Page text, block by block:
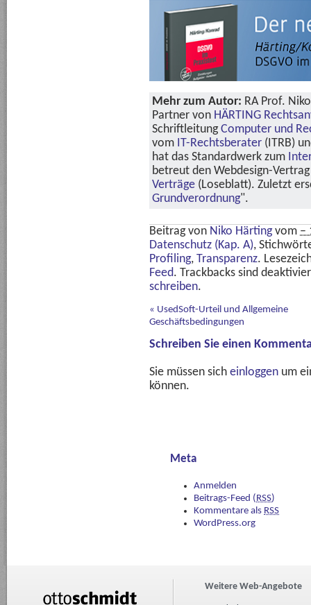
Mehr zum Autor: RA Prof.
Partner von HÄRTING
SchriftleitungComputer und
vom IT-Rechtsberater (ITRB)
hat das Standardwerk zum
betreut den Webdesign-
Verträge (Loseblatt). Zuletzt
Grundverordnung".
Beitrag von Niko Härtingvom –
Datenschutz (Kap. A),
Profiling, Transparenz.
Feed. Trackbacks sind
schreiben.
« UsedSoft-Urteil und Allgemeine
Geschäftsbedingungen
Schreiben Sie einen
Sie müssen sich einloggen um
können.
Meta
Anmelden
Beitrags-Feed (RSS)
Kommentare als RSS
WordPress.org
Weitere Web-Angebote